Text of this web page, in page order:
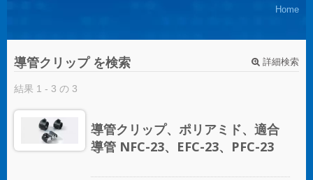
Home
導管クリップ を検索 詳細検索
結果 1 - 3 の 3
導管クリップ、ポリアミド、適合
導管 NFC-23、EFC-23、PFC-23